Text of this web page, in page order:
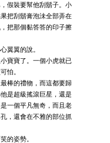
假裝要幫他刮鬍子。小
把刮鬍膏泡沬全部弄在
把那個黏答答的印子擦
翼翼的說。
寶寶了。一個小虎就已
怕。
棒的禮物，而這都要歸
是超級搖滾巨星，還是
一個平凡無奇，而且老
，還會在不雅的部位抓
的姿勢。